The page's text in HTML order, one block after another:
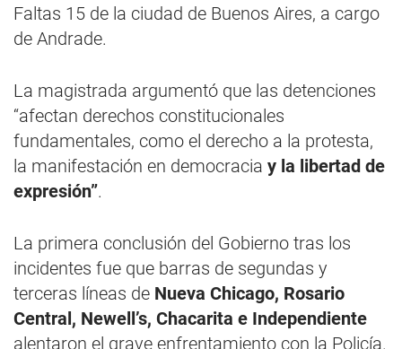
Faltas 15 de la ciudad de Buenos Aires, a cargo
de Andrade.
La magistrada argumentó que las detenciones
“afectan derechos constitucionales
fundamentales, como el derecho a la protesta,
la manifestación en democracia y la libertad de
expresión”.
La primera conclusión del Gobierno tras los
incidentes fue que barras de segundas y
terceras líneas de Nueva Chicago, Rosario
Central, Newell’s, Chacarita e Independiente
alentaron el grave enfrentamiento con la Policía.